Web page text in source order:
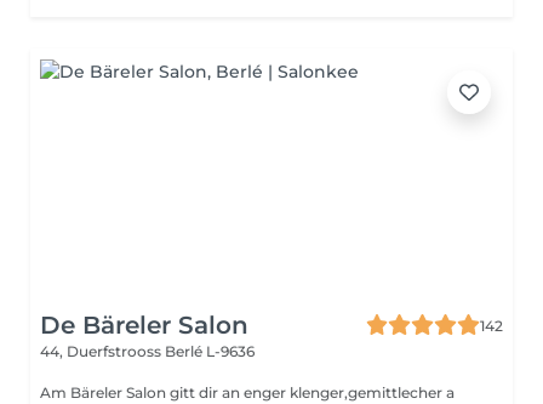
De Bäreler Salon
142
44, Duerfstrooss Berlé L-9636
Am Bäreler Salon gitt dir an enger klenger,gemittlecher a